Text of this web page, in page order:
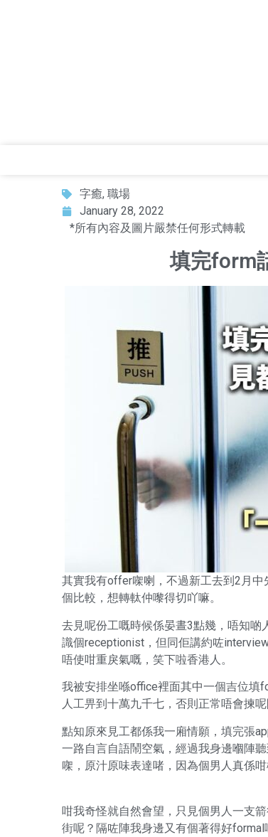
字癒, 職場
January 28, 2022
*所有內容及圖片嚴禁任何形式轉載
填完form
其實我有offer㗎喇，不過新工去到2月
個比較，想轉軚仲嚟得切吖嘛。
去見呢份工嘅時候係晏晝3點幾，唔知
識個receptionist，但同佢講約咗
唔使咁重戾氣嘅，笑下啦香港人。
我被安排坐喺office裡面其中一個吉位填
人工畀到十萬九千七，否則正常唔會揀
點知原來見工都係我一廂情願，填完張
一路自言自語鬧空氣，經過我身邊嗰陣
㗎，原汁原味表達啫，因為個男人真係咁
咁我奇怪就自然會望，只見個男人一支
街呢？隔咗陣我身邊又有個著得好